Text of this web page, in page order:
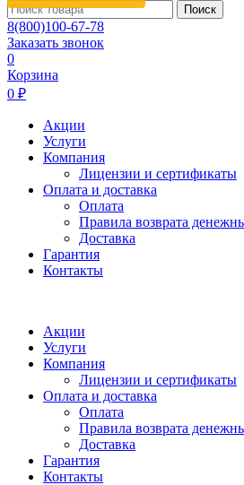
Поиск
8(800)100-67-78
Заказать звонок
0
Корзина
0 ₽
Акции
Услуги
Компания
Лицензии и сертификаты
Оплата и доставка
Оплата
Правила возврата
Доставка
Гарантия
Контакты
Акции
Услуги
Компания
Лицензии и сертификаты
Оплата и доставка
Оплата
Правила возврата
Доставка
Гарантия
Контакты